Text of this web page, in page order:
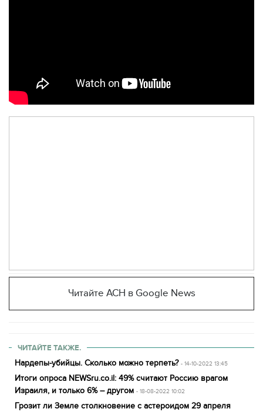
Читайте АСН в Google News
ЧИТАЙТЕ ТАКЖЕ.
Нардепы-убийцы. Сколько можно терпеть? - 14-10-2022 13:45
Итоги опроса NEWSru.co.il: 49% считают Россию врагом
Израиля, и только 6% – другом - 18-08-2022 10:02
Грозит ли Земле столкновение с астероидом 29 апреля